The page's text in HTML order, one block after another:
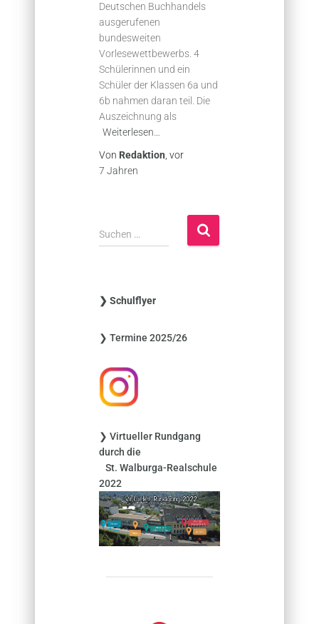
Deutschen Buchhandels
ausgerufenen
bundesweiten
Vorlesewettbewerbs. 4
Schülerinnen und ein
Schüler der Klassen 6a und
6b nahmen daran teil. Die
Auszeichnung als
Weiterlesen…
Von Redaktion, vor
7 Jahren
S
u
n
a
h
:
Suchen …
❯ Schulflyer
❯ Termine 2025/26
❯ Virtueller Rundgang
durch die
St. Walburga-Realschule
2022